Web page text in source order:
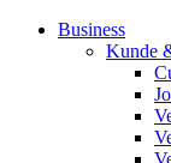
Business
Kunde